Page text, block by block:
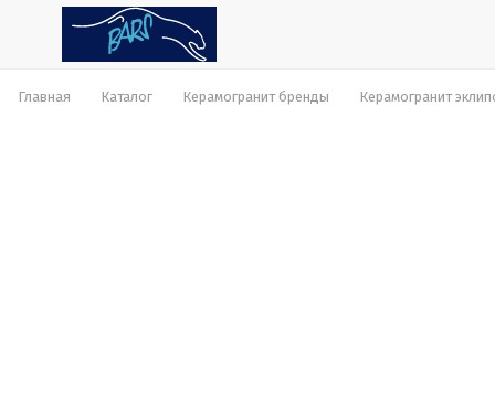
Главная Каталог Керамогранит бренды Керамогранит